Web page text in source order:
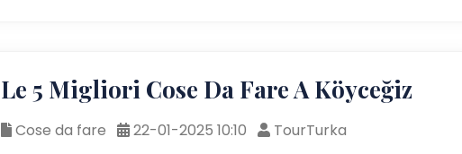
Le 5 Migliori Cose Da Fare A Köyceğiz
Cose da fare 22-01-2025 10:10
TourTurka